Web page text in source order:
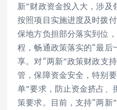
新”财政资金投入大，涉及
按照项目实施进度及时拨
保地方负担部分落实到位
程，畅通政策落实的“最后
享。对“两新”政策财政支
管，保障资金安全，特别
单”要求，防止资金挤占、
策要求。目前，支持“两